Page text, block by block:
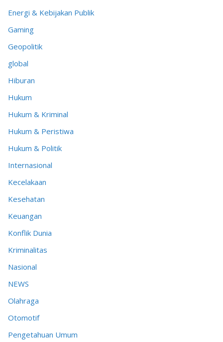
Energi & Kebijakan Publik
Gaming
Geopolitik
global
Hiburan
Hukum
Hukum & Kriminal
Hukum & Peristiwa
Hukum & Politik
Internasional
Kecelakaan
Kesehatan
Keuangan
Konflik Dunia
Kriminalitas
Nasional
NEWS
Olahraga
Otomotif
Pengetahuan Umum